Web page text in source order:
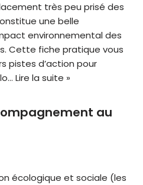
très peu prisé des
une belle
environnemental des
Cette fiche pratique vous
pistes d’action pour
Lire la suite »
au
écologique et sociale (les